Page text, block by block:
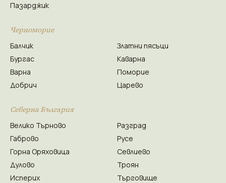
Пазарджик
Черноморие
Балчик
Бургас
Варна
Добрич
Златни пясъци
Каварна
Поморие
Царево
Северна България
Велико Търново
Габрово
Горна Оряховица
Дулово
Исперих
Разград
Русе
Севлиево
Троян
Търговище